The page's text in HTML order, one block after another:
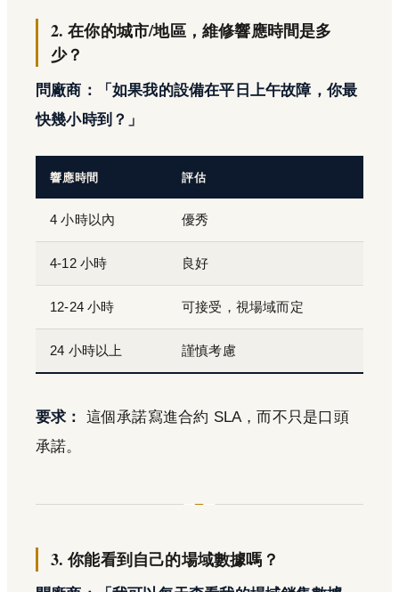
2. 在你的城市/地區，維修響應時間是多
少？
問廠商：「如果我的設備在平日上午故障，你最
快幾小時到？」
響應時間 評估
4 小時以內 優秀
4-12 小時 良好
12-24 小時 可接受，視場域而定
24 小時以上 謹慎考慮
要求：
這個承諾寫進合約 SLA，而不只是口頭
承諾。
3. 你能看到自己的場域數據嗎？